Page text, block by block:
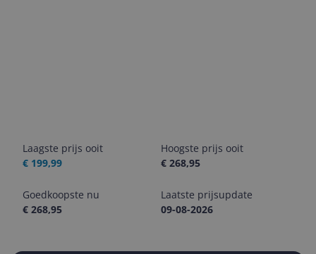
Laagste prijs ooit
€ 199,99
Hoogste prijs ooit
€ 268,95
Goedkoopste nu
€ 268,95
Laatste prijsupdate
09-08-2026